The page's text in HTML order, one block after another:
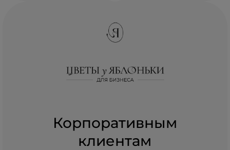
Корпоративным
клиентам